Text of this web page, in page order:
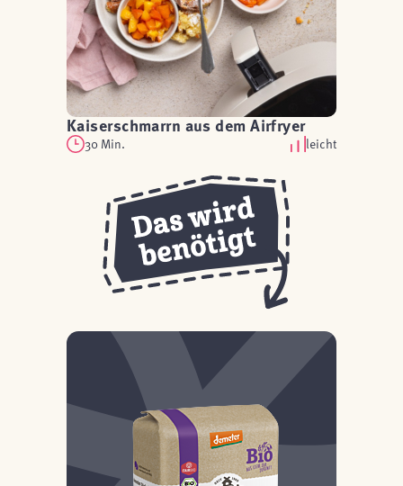
Kaiserschmarrn aus dem Airfryer
30 Min. leicht